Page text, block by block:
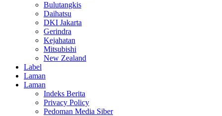
Bulutangkis
Daihatsu
DKI Jakarta
Gerindra
Kejahatan
Mitsubishi
New Zealand
Label
Laman
Laman
Indeks Berita
Privacy Policy
Pedoman Media Siber